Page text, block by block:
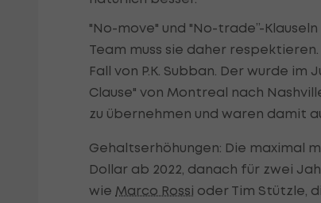
"No-move" und "No-trade”-
Team muss sie daher
Fall von P.K. Subban. Der wurde
Clause" von Montreal nach
zu übernehmen und waren damit
Gehaltserhöhungen: Die maximal
Dollar ab 2022, danach für zwei
wie Marco Rossi oder Tim Stützle,